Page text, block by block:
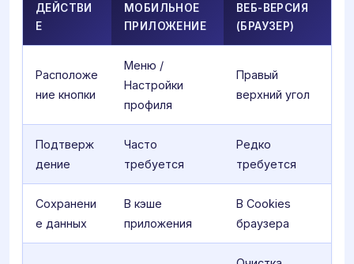
ДЕЙСТВИ
Е
МОБИЛЬНОЕ
ПРИЛОЖЕНИЕ
ВЕБ-ВЕРСИЯ
(БРАУЗЕР)
Расположе
ние кнопки
Меню /
Настройки
профиля
Правый
верхний угол
Подтверж
дение
Часто
требуется
Редко
требуется
Сохранени
е данных
В кэше
приложения
В Cookies
браузера